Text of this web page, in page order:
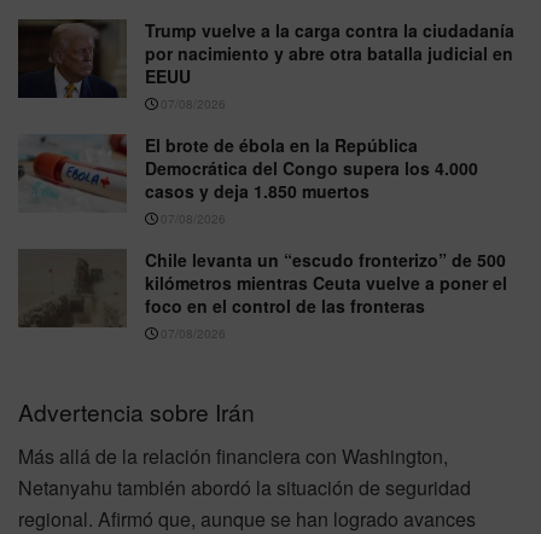
Trump vuelve a la carga contra la ciudadanía
por nacimiento y abre otra batalla judicial en
EEUU
07/08/2026
El brote de ébola en la República
Democrática del Congo supera los 4.000
casos y deja 1.850 muertos
07/08/2026
Chile levanta un “escudo fronterizo” de 500
kilómetros mientras Ceuta vuelve a poner el
foco en el control de las fronteras
07/08/2026
Advertencia sobre Irán
Más allá de la relación financiera con Washington,
Netanyahu también abordó la situación de seguridad
regional. Afirmó que, aunque se han logrado avances